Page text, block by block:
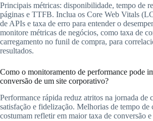
Principais métricas: disponibilidade, tempo de
páginas e TTFB. Inclua os Core Web Vitals
de APIs e taxa de erro para entender o
monitore métricas de negócios, como taxa de
carregamento no funil de compra, para
resultados.
Como o monitoramento de performance pode
conversão de um site corporativo?
Performance rápida reduz atritos na jornada de
satisfação e fidelização. Melhorias de tempo de
costumam refletir em maior taxa de conversão